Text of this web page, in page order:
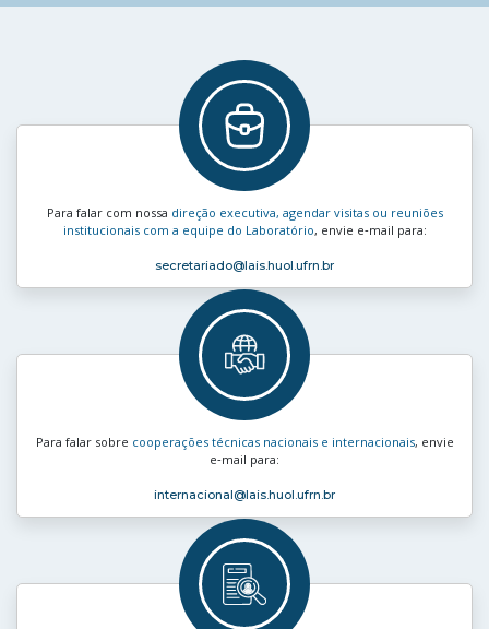
Para falar com nossa direção executiva, agendar visitas ou reuniões
institucionais com a equipe do Laboratório, envie e‑mail para:
secretariado@lais.huol.ufrn.br
Para falar sobre cooperações técnicas nacionais e internacionais, envie
e‑mail para:
internacional@lais.huol.ufrn.br